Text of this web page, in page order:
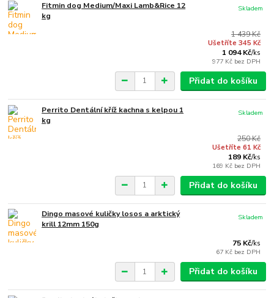
Fitmin dog Medium/Maxi Lamb&Rice 12
kg
1 439 Kč
Ušetříte 345 Kč
1 094 Kč/ks
977 Kč bez DPH
Skladem
Přidat do košíku
Perrito Dentální kříž kachna s kelpou 1
kg
250 Kč
Ušetříte 61 Kč
189 Kč/ks
169 Kč bez DPH
Skladem
Přidat do košíku
Dingo masové kuličky losos a arktický
krill 12mm 150g
75 Kč/ks
67 Kč bez DPH
Skladem
Přidat do košíku